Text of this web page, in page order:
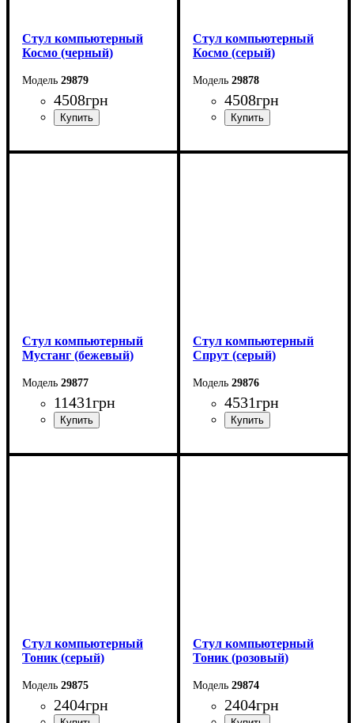
Стул компьютерный
Космо (черный)
29879
4508грн
Стул компьютерный
Космо (серый)
29878
4508грн
Стул компьютерный
Мустанг (бежевый)
29877
11431грн
Стул компьютерный
Спрут (серый)
29876
4531грн
Стул компьютерный
Тоник (серый)
29875
2404грн
Стул компьютерный
Тоник (розовый)
29874
2404грн